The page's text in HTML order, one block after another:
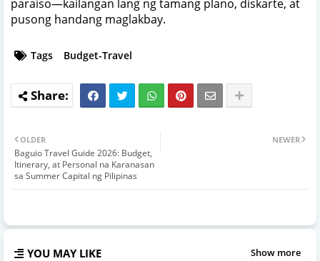
paraiso—kailangan lang ng tamang plano, diskarte, at
pusong handang maglakbay.
Tags Budget-Travel
NEWER
OLDER
Baguio Travel Guide 2026: Budget,
Itinerary, at Personal na Karanasan
sa Summer Capital ng Pilipinas
YOU MAY LIKE Show more